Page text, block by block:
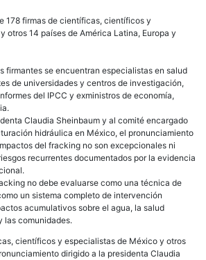
178 firmas de científicas, científicos y
otros 14 países de América Latina, Europa y
firmantes se encuentran especialistas en salud
de universidades y centros de investigación,
del IPCC y exministros de economía,
Claudia Sheinbaum y al comité encargado
hidráulica en México, el pronunciamiento
del fracking no son excepcionales ni
recurrentes documentados por la evidencia
no debe evaluarse como una técnica de
un sistema completo de intervención
acumulativos sobre el agua, la salud
las comunidades.
científicos y especialistas de México y otros
dirigido a la presidenta Claudia